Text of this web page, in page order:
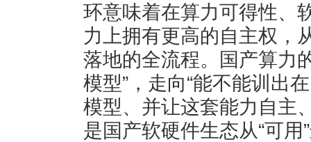
环意味着在算力可得性、
力上拥有更高的自主权，
落地的全流程。国产算力
模型”，走向“能不能训出
模型、并让这套能力自
是国产软硬件生态从“可用